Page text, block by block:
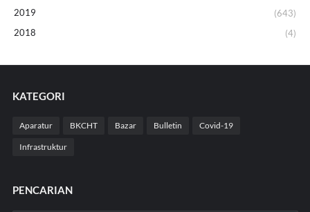
2019
(643)
2018
(4)
KATEGORI
Aparatur BKCHT Bazar Bulletin Covid-19
Infrastruktur
PENCARIAN